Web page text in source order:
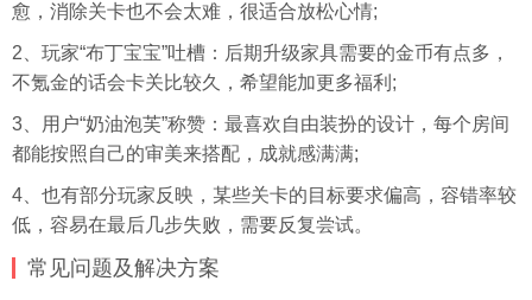
愈，消除关卡也不会太难，很适合放松心情;
2、玩家“布丁宝宝”吐槽：后期升级家具需要的金币有点多，
不氪金的话会卡关比较久，希望能加更多福利;
3、用户“奶油泡芙”称赞：最喜欢自由装扮的设计，每个房间
都能按照自己的审美来搭配，成就感满满;
4、也有部分玩家反映，某些关卡的目标要求偏高，容错率较
低，容易在最后几步失败，需要反复尝试。
常见问题及解决方案